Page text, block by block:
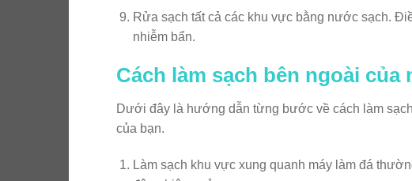
Rửa sạch tất cả các khu vực bằng nước sạch.
nhiễm bẩn.
Cách làm sạch bên ngoài của
Dưới đây là hướng dẫn từng bước về cách làm
của bạn.
Làm sạch khu vực xung quanh máy làm đá